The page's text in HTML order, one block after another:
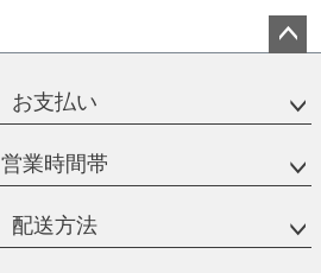
ップ
お支払い
営業時間帯
配送方法